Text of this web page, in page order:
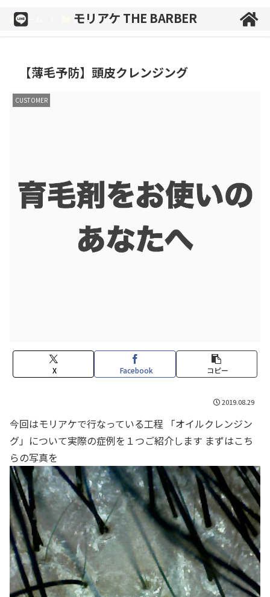
ホーム CUSTOMER
【薄毛予防】頭皮クレンジング
CUSTOMER
X Facebook コピー
2019.08.29
今回はモリアケで行なっている工程 「オイルクレンジン
グ」について実際の症例を１つご紹介します まずはこち
らの写真を
モリアケ THE BARBER